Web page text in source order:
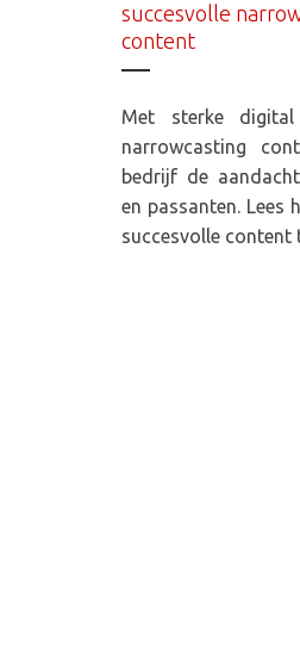
succesvolle
content
Met sterke
narrowcasting
bedrijf de
en passanten. Lees
succesvolle content